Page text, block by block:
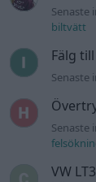
Senaste
biltvätt
Fälg
Senaste
Senaste
VW